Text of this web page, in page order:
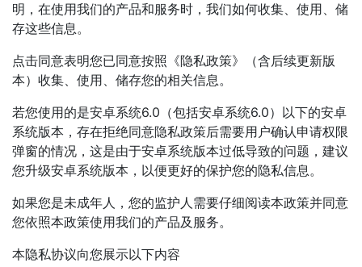
明，在使用我们的产品和服务时，我们如何收集、使用、储
存这些信息。
点击同意表明您已同意按照《隐私政策》（含后续更新版
本）收集、使用、储存您的相关信息。
若您使用的是安卓系统6.0（包括安卓系统6.0）以下的安卓
系统版本，存在拒绝同意隐私政策后需要用户确认申请权限
弹窗的情况，这是由于安卓系统版本过低导致的问题，建议
您升级安卓系统版本，以便更好的保护您的隐私信息。
如果您是未成年人，您的监护人需要仔细阅读本政策并同意
您依照本政策使用我们的产品及服务。
本隐私协议向您展示以下内容